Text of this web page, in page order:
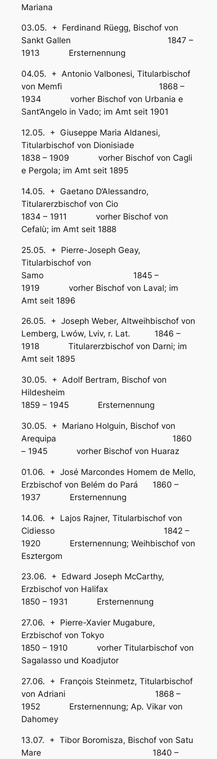
Mariana
03.05. + Ferdinand Rüegg, Bischof von
Sankt Gallen 1847 –
1913 Ersternennung
04.05. + Antonio Valbonesi, Titularbischof
von Memfi 1868 –
1934 vorher Bischof von Urbania e
Sant’Angelo in Vado; im Amt seit 1901
12.05. + Giuseppe Maria Aldanesi,
Titularbischof von Dionisiade
1838 – 1909 vorher Bischof von Cagli
e Pergola; im Amt seit 1895
14.05. + Gaetano D’Alessandro,
Titularerzbischof von Cio
1834 – 1911 vorher Bischof von
Cefalù; im Amt seit 1888
25.05. + Pierre-Joseph Geay,
Titularbischof von
Samo 1845 –
1919 vorher Bischof von Laval; im
Amt seit 1896
26.05. + Joseph Weber, Altweihbischof von
Lemberg, Lwów, Lviv, r. Lat. 1846 –
1918 Titularerzbischof von Darni; im
Amt seit 1895
30.05. + Adolf Bertram, Bischof von
Hildesheim
1859 – 1945 Ersternennung
30.05. + Mariano Holguin, Bischof von
Arequipa 1860
– 1945 vorher Bischof von Huaraz
01.06. + José Marcondes Homem de Mello,
Erzbischof von Belém do Pará 1860 –
1937 Ersternennung
14.06. + Lajos Rajner, Titularbischof von
Cidiesso 1842 –
1920 Ersternennung; Weihbischof von
Esztergom
23.06. + Edward Joseph McCarthy,
Erzbischof von Halifax
1850 – 1931 Ersternennung
27.06. + Pierre-Xavier Mugabure,
Erzbischof von Tokyo
1850 – 1910 vorher Titularbischof von
Sagalasso und Koadjutor
27.06. + François Steinmetz, Titularbischof
von Adriani 1868 –
1952 Ersternennung; Ap. Vikar von
Dahomey
13.07. + Tibor Boromisza, Bischof von Satu
Mare 1840 –